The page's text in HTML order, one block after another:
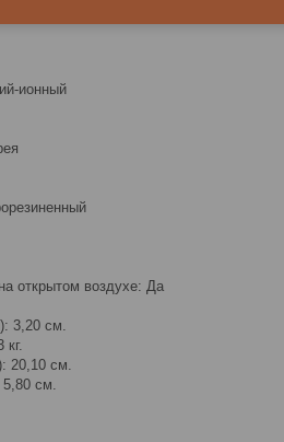
ионный
открытом воздухе: Да
3,20 см.
кг.
20,10 см.
5,80 см.